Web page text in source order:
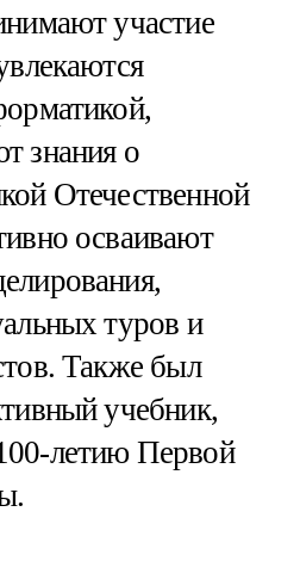
участие
знания о
Отечественной
осваивают
туров и
Также был
учебник,
летию Первой